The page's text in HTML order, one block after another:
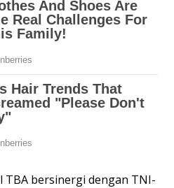
TBA bersinergi dengan TNI-